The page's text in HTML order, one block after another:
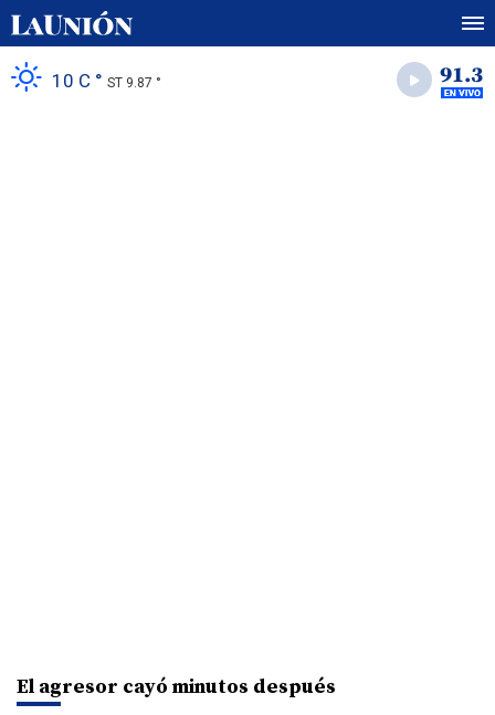
10 C ° ST 9.87 °
El agresor cayó minutos después